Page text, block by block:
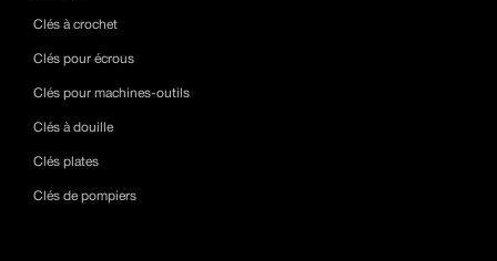
Clés à crochet
Clés pour écrous
Clés pour machines-outils
Clés à douille
Clés plates
Clés de pompiers